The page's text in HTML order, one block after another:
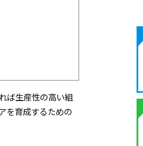
ば生産性の高い組
を育成するための